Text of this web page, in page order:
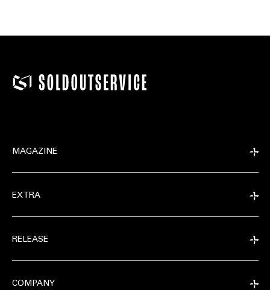
MAGAZINE
EXTRA
RELEASE
COMPANY